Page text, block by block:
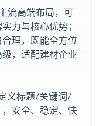
流高端布局，可
力与核心优势；
理，既能全方位
，适配建材企业
义标题/关键词/
安全、稳定、快